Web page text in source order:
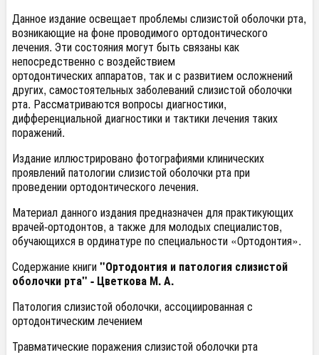
Данное издание освещает проблемы слизистой оболочки рта,
возникающие на фоне проводимого ортодонтического
лечения. Эти состояния могут быть связаны как
непосредственно с воздействием
ортодонтических аппаратов, так и с развитием осложнений
других, самостоятельных заболеваний слизистой оболочки
рта. Рассматриваются вопросы диагностики,
дифференциальной диагностики и тактики лечения таких
поражений.
Издание иллюстрировано фотографиями клинических
проявлений патологии слизистой оболочки рта при
проведении ортодонтического лечения.
Материал данного издания предназначен для практикующих
врачей-ортодонтов, а также для молодых специалистов,
обучающихся в ординатуре по специальности «Ортодонтия».
Содержание книги"Ортодонтия и патология слизистой
оболочки рта" - Цветкова М. А.
Патология слизистой оболочки, ассоциированная с
ортодонтическим лечением
Травматические поражения слизистой оболочки рта